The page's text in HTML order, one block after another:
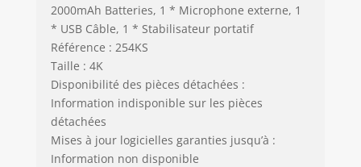
2000mAh Batteries, 1 * Microphone externe, 1
* USB Câble, 1 * Stabilisateur portatif
Référence : 254KS
Taille : 4K
Disponibilité des pièces détachées :
Information indisponible sur les pièces
détachées
Mises à jour logicielles garanties jusqu’à :
Information non disponible